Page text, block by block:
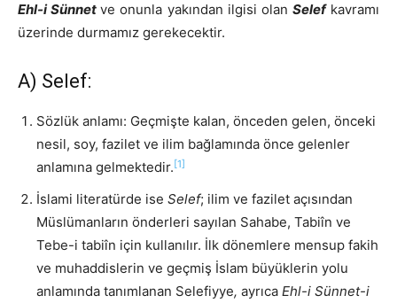
Ehl-i Sünnetve onunla yakından ilgisi olan Selefkavramı
üzerinde durmamız gerekecektir.
A) Selef:
Sözlük anlamı: Geçmişte kalan, önceden gelen, önceki
nesil, soy, fazilet ve ilim bağlamında önce gelenler
anlamına gelmektedir.[1]
İslami literatürde ise Selef; ilim ve fazilet açısından
Müslümanların önderleri sayılan Sahabe, Tabiîn ve
Tebe-i tabiîn için kullanılır. İlk dönemlere mensup fakih
ve muhaddislerin ve geçmiş İslam büyüklerin yolu
anlamında tanımlanan Selefiyye, ayrıca Ehl-i Sünnet-i